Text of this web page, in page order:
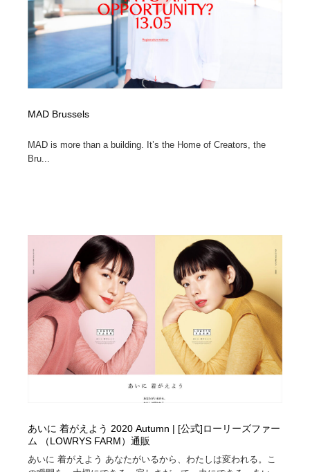
MAD Brussels
MAD is more than a building. It’s the Home of Creators, the
Bru...
あいに 着がえよう 2020 Autumn | [公式]ローリーズファー
ム （LOWRYS FARM）通販
あいに 着がえよう あなたがいるから、わたしは変われる。こ